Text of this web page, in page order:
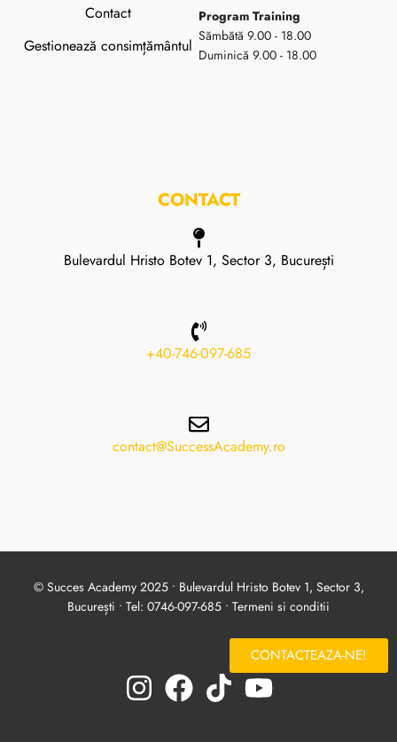
CONTACTEAZA-NE!
Contact
Gestionează consimțământul
Program Training
Sămbătă 9.00 - 18.00
Duminică 9.00 - 18.00
CONTACT
Bulevardul Hristo Botev 1, Sector 3, București
+40-746-097-685
contact@SuccessAcademy.ro
© Succes Academy 2025 • Bulevardul Hristo Botev 1, Sector 3,
București • Tel: 0746-097-685 • Termeni si conditii